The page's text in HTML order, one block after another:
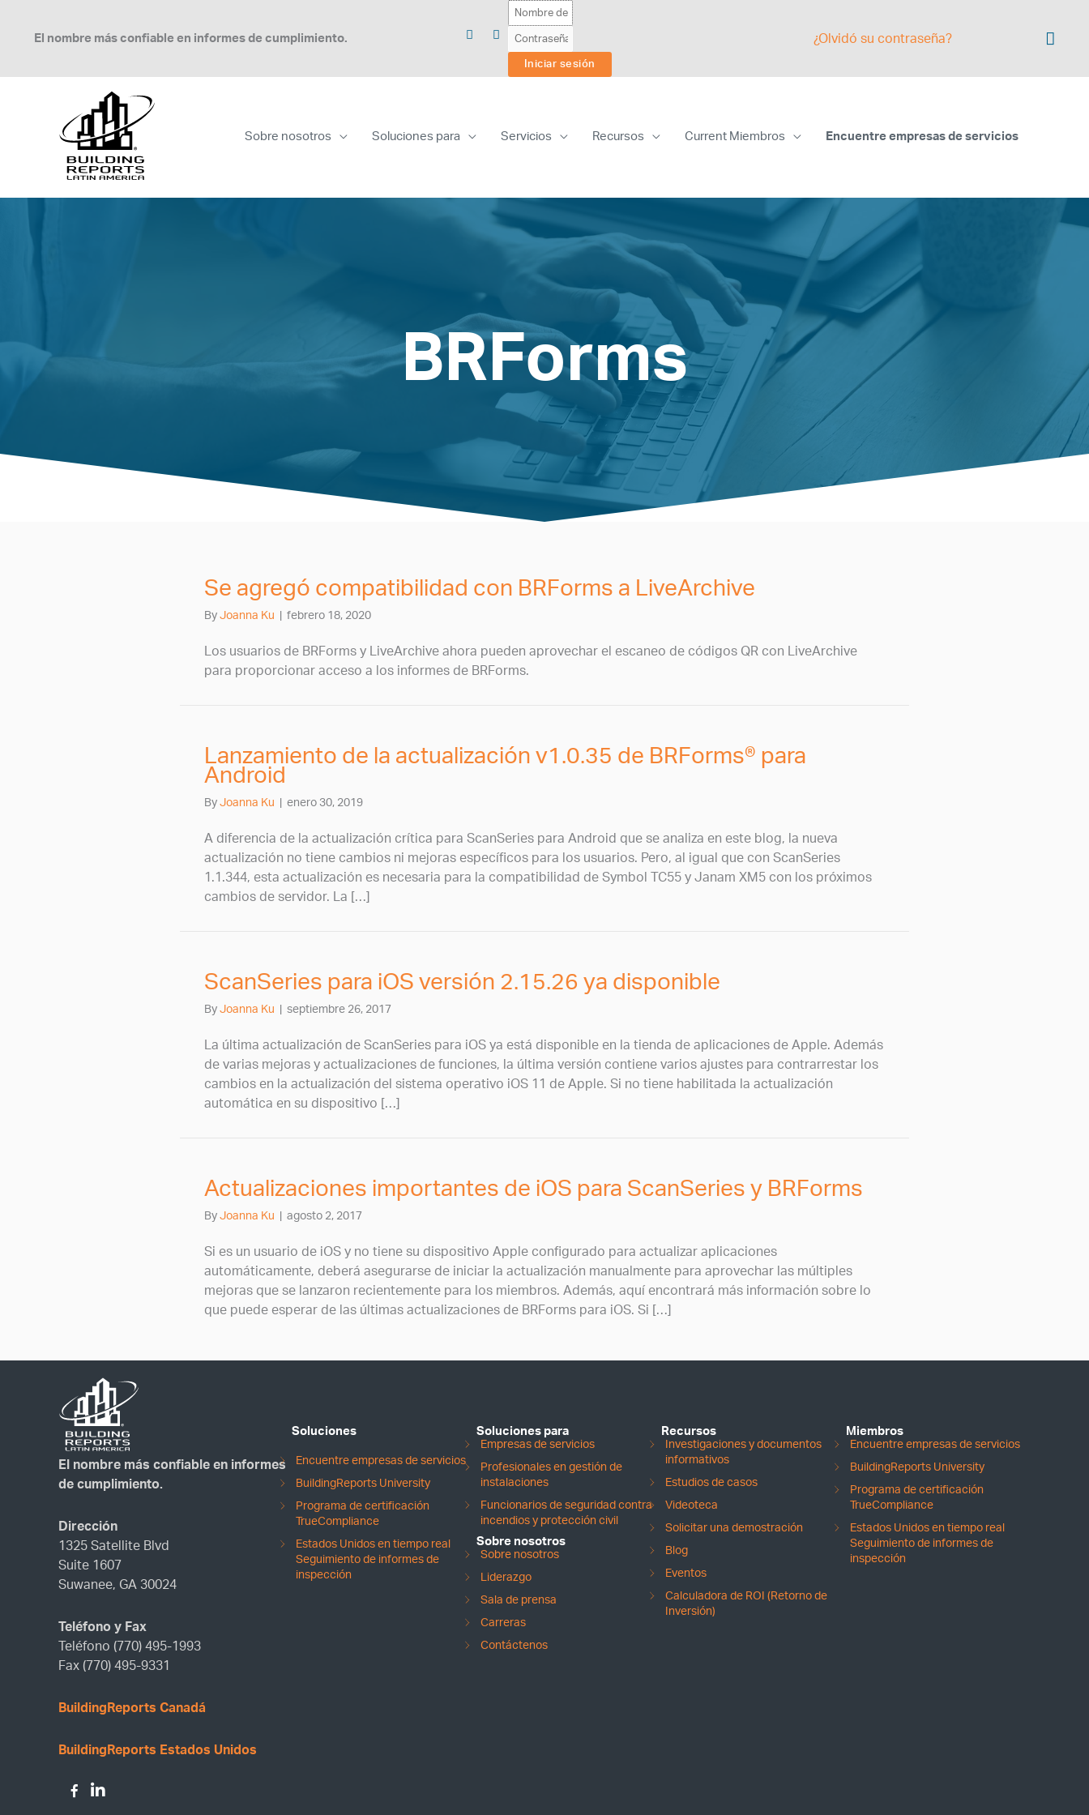
El nombre más confiable en informes de cumplimiento. ¿Olvidó su contraseña?
Sobre nosotros Soluciones para Servicios Recursos Current Miembros Encuentre empresas de servicios
BRForms
Se agregó compatibilidad con BRForms a LiveArchive
By Joanna Ku febrero 18, 2020
Los usuarios de BRForms y LiveArchive ahora pueden aprovechar el escaneo de códigos QR con LiveArchive
para proporcionar acceso a los informes de BRForms.
Lanzamiento de la actualización v1.0.35 de BRForms® para
Android
By Joanna Ku enero 30, 2019
A diferencia de la actualización crítica para ScanSeries para Android que se analiza en este blog, la nueva
actualización no tiene cambios ni mejoras específicos para los usuarios. Pero, al igual que con ScanSeries
1.1.344, esta actualización es necesaria para la compatibilidad de Symbol TC55 y Janam XM5 con los próximos
cambios de servidor. La […]
ScanSeries para iOS versión 2.15.26 ya disponible
By Joanna Ku septiembre 26, 2017
La última actualización de ScanSeries para iOS ya está disponible en la tienda de aplicaciones de Apple. Además
de varias mejoras y actualizaciones de funciones, la última versión contiene varios ajustes para contrarrestar los
cambios en la actualización del sistema operativo iOS 11 de Apple. Si no tiene habilitada la actualización
automática en su dispositivo […]
Actualizaciones importantes de iOS para ScanSeries y BRForms
By Joanna Ku agosto 2, 2017
Si es un usuario de iOS y no tiene su dispositivo Apple configurado para actualizar aplicaciones
automáticamente, deberá asegurarse de iniciar la actualización manualmente para aprovechar las múltiples
mejoras que se lanzaron recientemente para los miembros. Además, aquí encontrará más información sobre lo
que puede esperar de las últimas actualizaciones de BRForms para iOS. Si […]
El nombre más confiable en informes
de cumplimiento.
Dirección
1325 Satellite Blvd
Suite 1607
Suwanee, GA 30024
Teléfono y Fax
Teléfono (770) 495-1993
Fax (770) 495-9331
BuildingReports Canadá
BuildingReports Estados Unidos
Soluciones
Encuentre empresas de servicios
BuildingReports University
Programa de certificación
TrueCompliance
Estados Unidos en tiempo real
Seguimiento de informes de
inspección
Soluciones para
Empresas de servicios
Profesionales en gestión de
instalaciones
Funcionarios de seguridad contra
incendios y protección civil
Sobre nosotros
Sobre nosotros
Liderazgo
Sala de prensa
Carreras
Contáctenos
Recursos
Investigaciones y documentos
informativos
Estudios de casos
Videoteca
Solicitar una demostración
Blog
Eventos
Calculadora de ROI (Retorno de
Inversión)
Miembros
Encuentre empresas de servicios
BuildingReports University
Programa de certificación
TrueCompliance
Estados Unidos en tiempo real
Seguimiento de informes de
inspección